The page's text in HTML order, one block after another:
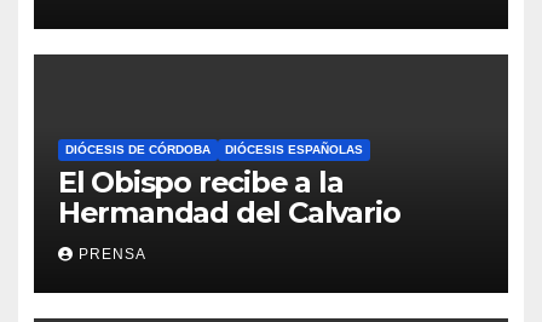
DIÓCESIS DE CÓRDOBA DIÓCESIS ESPAÑOLAS
El Obispo recibe a la
Hermandad del Calvario
PRENSA